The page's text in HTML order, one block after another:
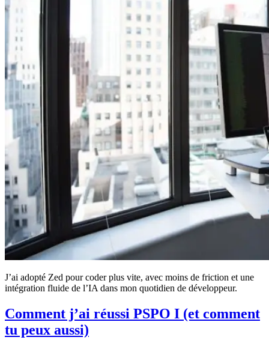
J’ai adopté Zed pour coder plus vite, avec moins de friction et une
intégration fluide de l’IA dans mon quotidien de développeur.
Comment j’ai réussi PSPO I (et comment
tu peux aussi)